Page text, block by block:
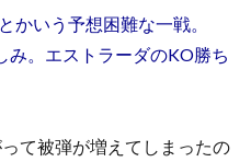
かいう予想困難な一戦。
み。エストラーダのKO勝ち
て被弾が増えてしまったの